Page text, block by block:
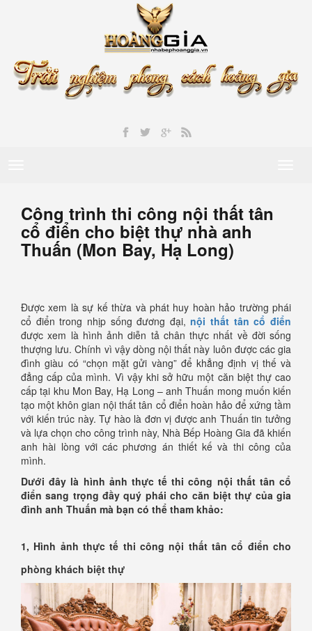
Công trình thi công nội thất tân
cổ điển cho biệt thự nhà anh
Thuấn (Mon Bay, Hạ Long)
Được xem là sự kế thừa và phát huy hoàn hảo trường phái
cổ điển trong nhịp sống đương đại,nội thất tân cổ điển
được xem là hình ảnh diễn tả chân thực nhất về đời sống
thượng lưu. Chính vì vậy dòng nội thất này luôn được các gia
đình giàu có “chọn mặt gửi vàng” để khẳng định vị thế và
đẳng cấp của mình. Vì vậy khi sở hữu một căn biệt thự cao
cấp tại khu Mon Bay, Hạ Long – anh Thuấn mong muốn kiến
tạo một khôn gian nội thất tân cổ điển hoàn hảo để xứng tầm
với kiến trúc này. Tự hào là đơn vị được anh Thuấn tin tưởng
và lựa chọn cho công trình này, Nhà Bếp Hoàng Gia đã khiến
anh hài lòng với các phương án thiết kế và thi công của
mình.
Dưới đây là hình ảnh thực tế thi công nội thất tân cổ
điển sang trọng đầy quý phái cho căn biệt thự của gia
đình anh Thuấn mà bạn có thể tham khảo:
1, Hình ảnh thực tế thi công nội thất tân cổ điển cho
phòng khách biệt thự